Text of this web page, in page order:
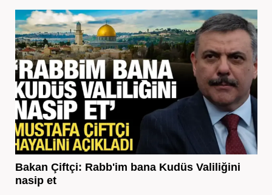
Bakan Çiftçi: Rabb'im bana Kudüs Valiliğini
nasip et